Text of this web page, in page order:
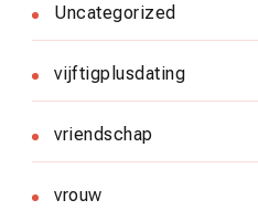
Uncategorized
vijftigplusdating
vriendschap
vrouw